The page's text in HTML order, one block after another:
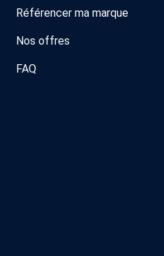
Référencer ma marque
Nos offres
FAQ